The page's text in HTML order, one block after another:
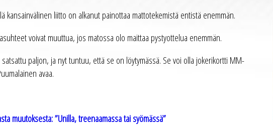
liitto on alkanut painottaa mattotekemistä entistä enemmän.
voivat muuttua, jos matossa olo maittaa pystyottelua enemmän.
paljon, ja nyt tuntuu, että se on löytymässä. Se voi olla jokerikortti MM-
avaa.
muutoksesta: ”Unilla, treenaamassa tai syömässä”